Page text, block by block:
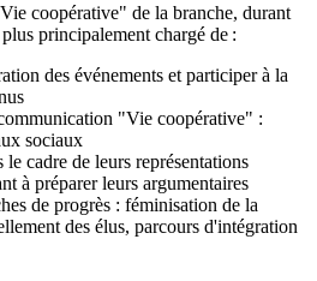
coopérative" de la branche, durant
principalement chargé de :
des événements et participer à la
"Vie coopérative" :
sociaux
cadre de leurs représentations
à préparer leurs argumentaires
de progrès : féminisation de la
des élus, parcours d'intégration